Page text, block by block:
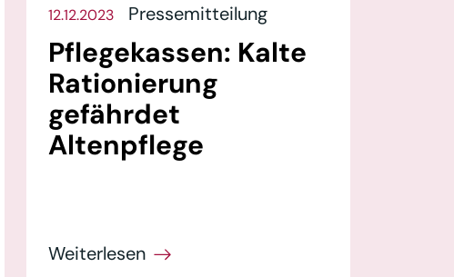
12.12.2023 Pressemitteilung
Pflegekassen: Kalte
Rationierung
gefährdet
Altenpflege